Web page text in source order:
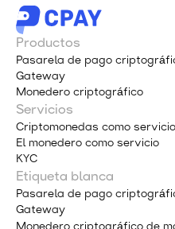
Productos
Pasarela de pago
Gateway
Monedero criptográfico
Servicios
Criptomonedas como servicio
El monedero como servicio
KYC
Etiqueta blanca
Pasarela de pago
Gateway